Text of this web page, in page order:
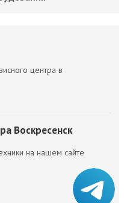
центра в
Воскресенск
на нашем сайте